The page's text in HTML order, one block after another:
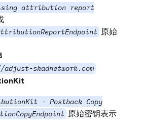
attribution report
原始
skadnetwork.com
- Postback Copy
原始密钥表示